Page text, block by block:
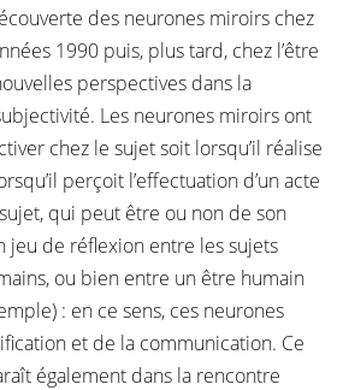
des neurones miroirs chez
1990 puis, plus tard, chez l’être
perspectives dans la
Les neurones miroirs ont
chez le sujet soit lorsqu’il réalise
perçoit l’effectuation d’un acte
qui peut être ou non de son
jeu de réflexion entre les sujets
ou bien entre un être humain
: en ce sens, ces neurones
et de la communication. Ce
également dans la rencontre